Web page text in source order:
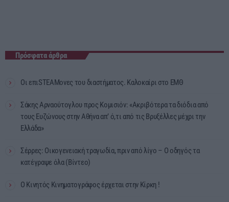
Πρόσφατα άρθρα
Οι επιSTEAMονες του διαστήματος. Καλοκαίρι στο ΕΜΘ
Σάκης Αρναούτογλου προς Κομισιόν: «Ακριβότερα τα διόδια από
τους Ευζώνους στην Αθήνα απ’ ό,τι από τις Βρυξέλλες μέχρι την
Ελλάδα»
Σέρρες: Οικογενειακή τραγωδία, πριν από λίγο – Ο οδηγός τα
κατέγραψε όλα (Βίντεο)
Ο Κινητός Κινηματογράφος έρχεται στην Κίρκη !